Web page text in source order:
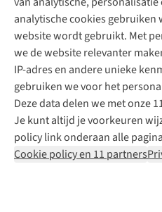
analytische cookies gebruiken
website wordt gebruikt. Met
we de website relevanter
IP-adres en andere unieke
gebruiken we voor het
Deze data delen we met onze
Je kunt altijd je voorkeuren
policy link onderaan alle
Cookie policy en 11 partners
Contactformulier